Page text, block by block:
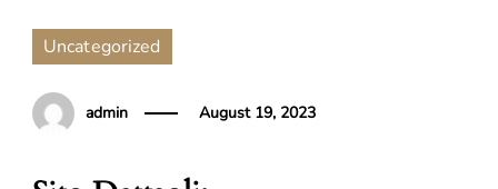
Uncategorized
admin August 19, 2023